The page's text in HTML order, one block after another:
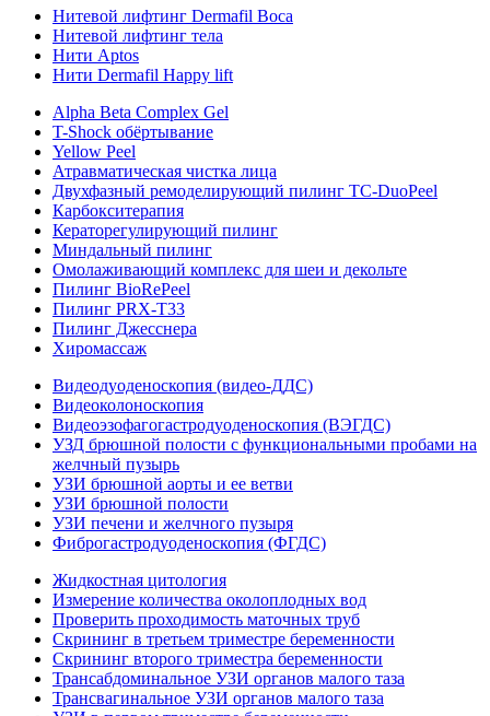
Нитевой лифтинг Dermafil Boca
Нитевой лифтинг тела
Нити Aptos
Нити Dermafil Happy lift
Alpha Beta Complex Gel
T-Shock обёртывание
Yellow Peel
Атравматическая чистка лица
Двухфазный ремоделирующий пилинг TC-DuoPeel
Карбокситерапия
Кераторегулирующий пилинг
Миндальный пилинг
Омолаживающий комплекс для шеи и декольте
Пилинг BioRePeel
Пилинг PRX-T33
Пилинг Джесснера
Хиромассаж
Видеодуоденоскопия (видео-ДДС)
Видеоколоноскопия
Видеоэзофагогастродуоденоскопия (ВЭГДС)
УЗД брюшной полости с функциональными пробами на
желчный пузырь
УЗИ брюшной аорты и ее ветви
УЗИ брюшной полости
УЗИ печени и желчного пузыря
Фиброгастродуоденоскопия (ФГДС)
Жидкостная цитология
Измерение количества околоплодных вод
Проверить проходимость маточных труб
Скрининг в третьем триместре беременности
Скрининг второго триместра беременности
Трансабдоминальное УЗИ органов малого таза
Трансвагинальное УЗИ органов малого таза